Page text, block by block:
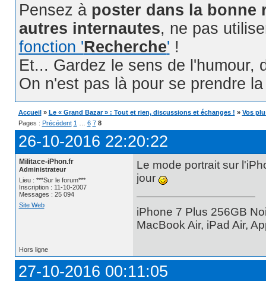
Pensez à poster dans la bonne
autres internautes, ne pas
fonction 'Recherche' !
Et... Gardez le sens de l'humour,
On n'est pas là pour se prendre
Accueil » Le « Grand Bazar » : Tout et rien, discussions et échanges ! » Vos
Pages : Précédent 1 6 7 8
26-10-2016 22:20:22
Militace-iPhon.fr
Administrateur
Lieu : ***Sur le forum***
Inscription : 11-10-2007
Messages : 25 094
Site Web
Le mode portrait sur
jour
iPhone 7 Plus 256GB
MacBook Air, iPad Air,
Hors ligne
27-10-2016 00:11:05